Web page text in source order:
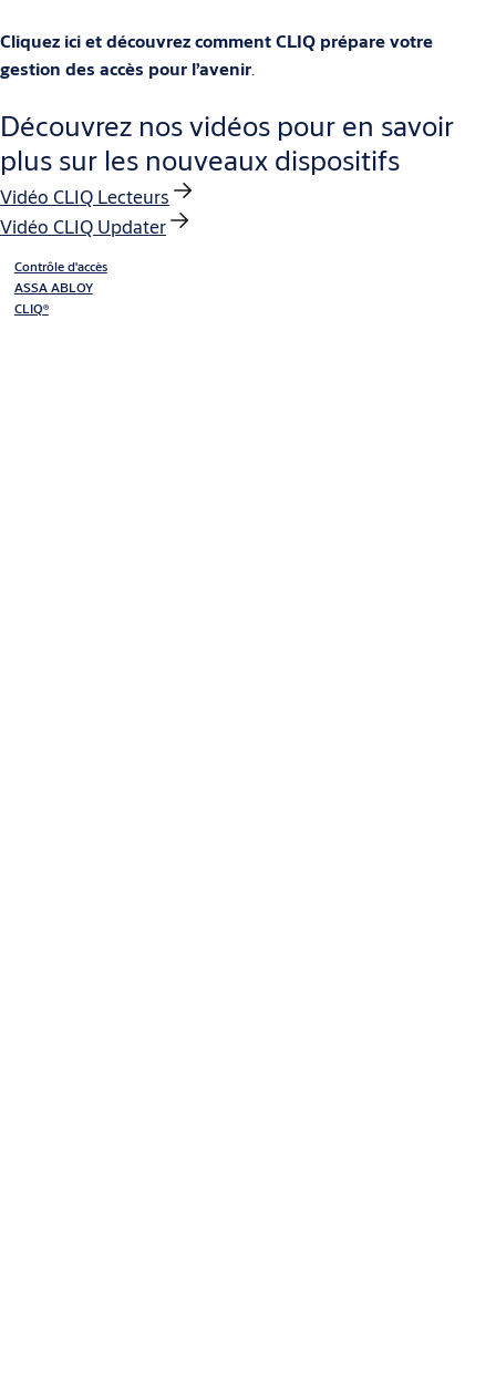
Cliquez ici et découvrez comment CLIQ prépare votre
gestion des accès pour l’avenir.
Découvrez nos vidéos pour en savoir
plus sur les nouveaux dispositifs
Vidéo CLIQ Lecteurs
Vidéo CLIQ Updater
Contrôle d'accès
ASSA ABLOY
CLIQ®